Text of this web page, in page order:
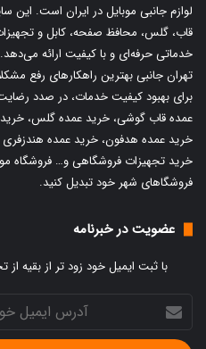
لوازم جانبی موبایلدر ایران است. این
قاب، گلس، محافظ صفحه، کابل و
خدماتی حرفه‌ای و با کیفیت ارائه
تهران جانبی بهترین راهکارهای رفع
برای بهبود کیفیت خدمات، در صدد
عمده قاب گوشی، خرید عمده گلس،
خرید عمده هدفون، خرید عمده
خرید تجهیزات فروشگاهی و… فروشگاه
فروشگاهای شهر خود تبدیل کنید.
عضویت در خبرنامه
با ثبت ایمیل خود زود تر از بقیه
آدرس
ایمیل
خود